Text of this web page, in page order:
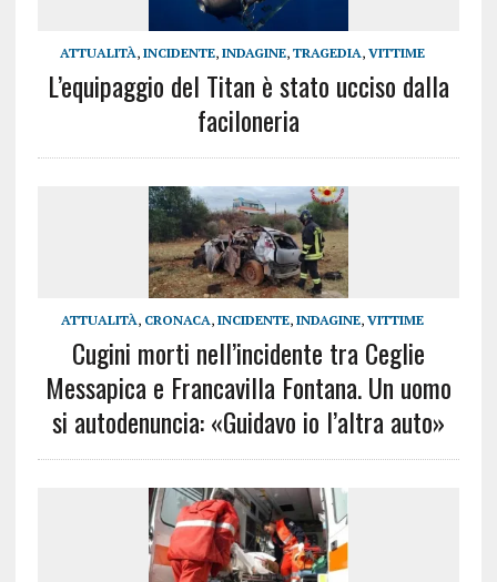
ATTUALITÀ,INCIDENTE,INDAGINE,TRAGEDIA,VITTIME
L’equipaggio del Titan è stato ucciso dalla
faciloneria
ATTUALITÀ, CRONACA,INCIDENTE,INDAGINE,VITTIME
Cugini morti nell’incidente tra Ceglie
Messapica e Francavilla Fontana. Un uomo
si autodenuncia: «Guidavo io l’altra auto»